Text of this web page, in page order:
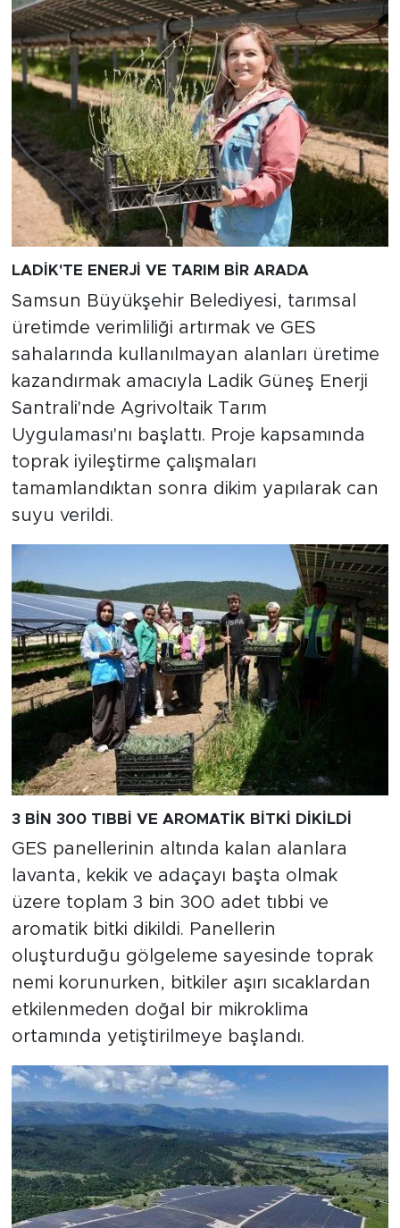
LADİK'TE ENERJİ VE TARIM BİR ARADA
Samsun Büyükşehir Belediyesi, tarımsal
üretimde verimliliği artırmak ve GES
sahalarında kullanılmayan alanları üretime
kazandırmak amacıyla Ladik Güneş Enerji
Santrali'nde Agrivoltaik Tarım
Uygulaması'nı başlattı. Proje kapsamında
toprak iyileştirme çalışmaları
tamamlandıktan sonra dikim yapılarak can
suyu verildi.
3 BİN 300 TIBBİ VE AROMATİK BİTKİ DİKİLDİ
GES panellerinin altında kalan alanlara
lavanta, kekik ve adaçayı başta olmak
üzere toplam 3 bin 300 adet tıbbi ve
aromatik bitki dikildi. Panellerin
oluşturduğu gölgeleme sayesinde toprak
nemi korunurken, bitkiler aşırı sıcaklardan
etkilenmeden doğal bir mikroklima
ortamında yetiştirilmeye başlandı.